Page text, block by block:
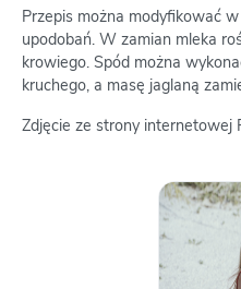
Przepis można modyfikować
upodobań. W zamian mleka
krowiego. Spód można
kruchego, a masę jaglaną
Zdjęcie ze strony internetowej